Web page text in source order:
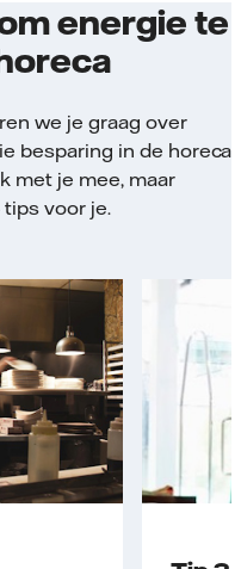
energie te
we je graag over
besparing in de horeca.
met je mee, maar
voor je.